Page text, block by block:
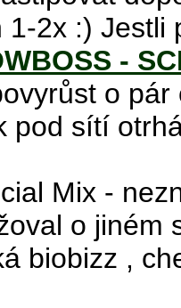
1-2x :) Jestli
-
o
pod sítí
Mix -
o jiném
biobizz ,